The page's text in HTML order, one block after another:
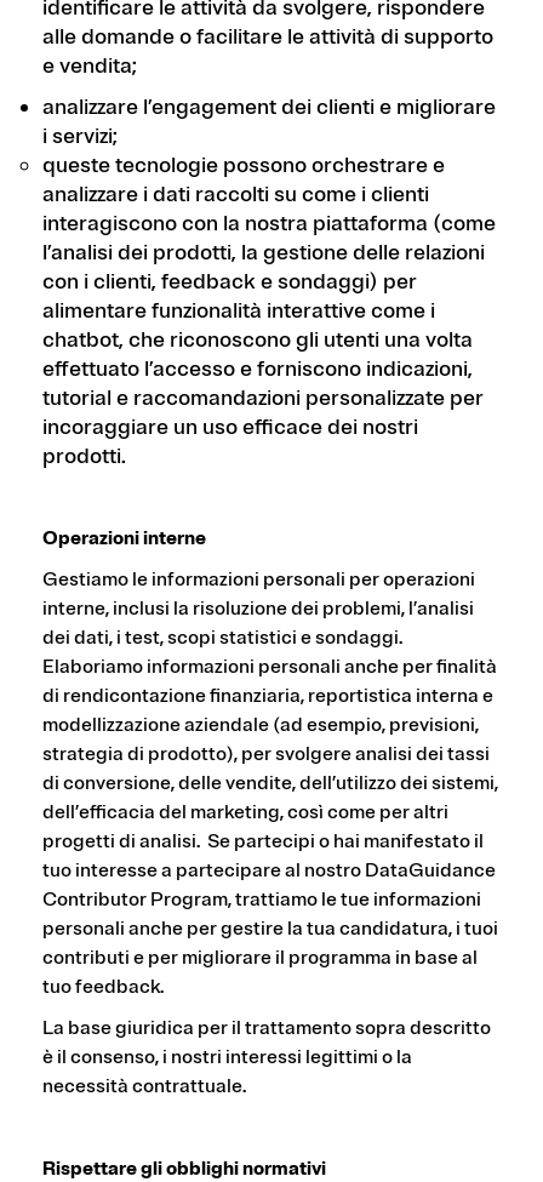
identificare le attività da svolgere, rispondere
alle domande o facilitare le attività di supporto
e vendita;
analizzare l’engagement dei clienti e migliorare
i servizi;
queste tecnologie possono orchestrare e
analizzare i dati raccolti su come i clienti
interagiscono con la nostra piattaforma (come
l’analisi dei prodotti, la gestione delle relazioni
con i clienti, feedback e sondaggi) per
alimentare funzionalità interattive come i
chatbot, che riconoscono gli utenti una volta
effettuato l’accesso e forniscono indicazioni,
tutorial e raccomandazioni personalizzate per
incoraggiare un uso efficace dei nostri
prodotti.
Operazioni interne
Gestiamo le informazioni personali per operazioni
interne, inclusi la risoluzione dei problemi, l’analisi
dei dati, i test, scopi statistici e sondaggi.
Elaboriamo informazioni personali anche per finalità
di rendicontazione finanziaria, reportistica interna e
modellizzazione aziendale (ad esempio, previsioni,
strategia di prodotto), per svolgere analisi dei tassi
di conversione, delle vendite, dell’utilizzo dei sistemi,
dell’efficacia del marketing, così come per altri
progetti di analisi. Se partecipi o hai manifestato il
tuo interesse a partecipare al nostro DataGuidance
Contributor Program, trattiamo le tue informazioni
personali anche per gestire la tua candidatura, i tuoi
contributi e per migliorare il programma in base al
tuo feedback.
La base giuridica per il trattamento sopra descritto
è il consenso, i nostri interessi legittimi o la
necessità contrattuale.
Rispettare gli obblighi normativi